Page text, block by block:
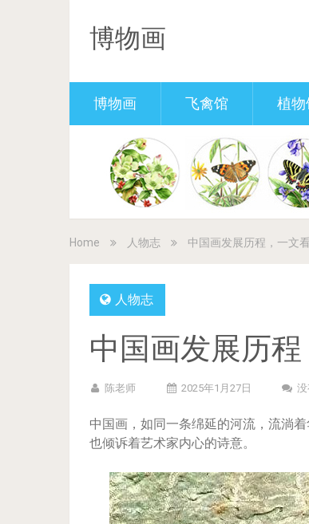
博物画
博物画 飞禽馆 植物
Home 人物志 中国画发展历程，一文
人物志
中国画发展历
陈老师 2025年1月27日
中国画，如同一条绵延的河流，流淌
也倾诉着艺术家内心的诗意。